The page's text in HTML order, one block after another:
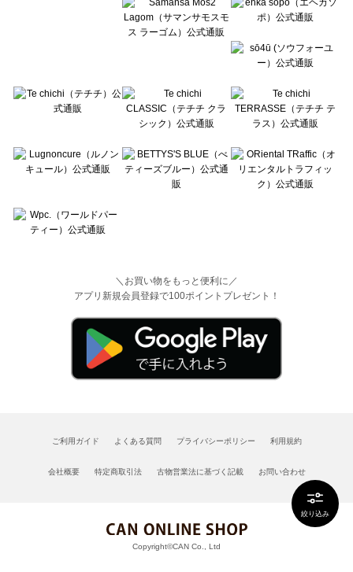
絞り込み
＼お買い物をもっと便利に／
アプリ新規会員登録で100ポイントプレゼント！
ご利用ガイド よくある質問 プライバシーポリシー 利用規約
会社概要 特定商取引法 古物営業法に基づく記載 お問い合わせ
Copyright©CAN Co., Ltd